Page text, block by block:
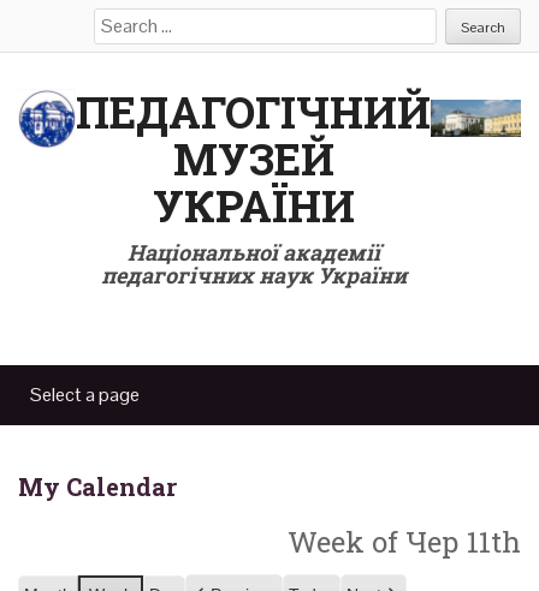
Search
for:
ПЕДАГОГІЧНИЙ
МУЗЕЙ
УКРАЇНИ
Національної академії
педагогічних наук України
My Calendar
Week of Чер 11th